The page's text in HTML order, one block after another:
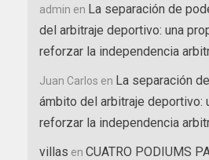
admin en La separación de
del arbitraje deportivo: una
reforzar la independencia
Juan Carlos en La separación
ámbito del arbitraje deportivo:
reforzar la independencia
villas en CUATRO PODIUMS